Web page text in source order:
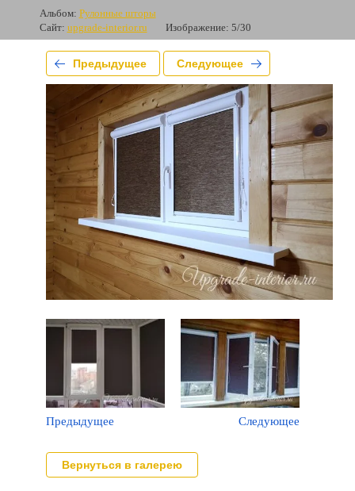
Альбом: Рулонные шторы
Сайт: upgrade-interior.ru Изображение: 5/30
Предыдущее Следующее
Предыдущее Следующее
Вернуться в галерею